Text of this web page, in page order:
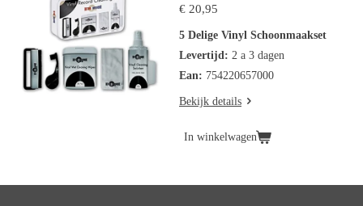
€ 20,95
5 Delige Vinyl Schoonmaakset
Levertijd: 2 a 3 dagen
Ean: 754220657000
Bekijk details
In winkelwagen